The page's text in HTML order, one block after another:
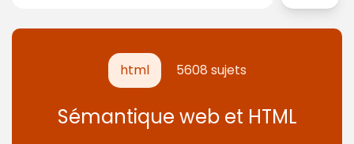
html 5608 sujets
Sémantique web et HTML